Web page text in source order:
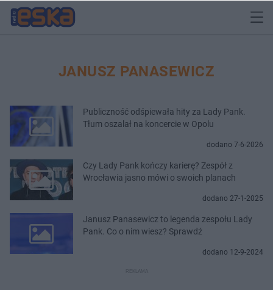
JANUSZ PANASEWICZ
Publiczność odśpiewała hity za Lady Pank.
Tłum oszalał na koncercie w Opolu
dodano 7-6-2026
Czy Lady Pank kończy karierę? Zespół z
Wrocławia jasno mówi o swoich planach
dodano 27-1-2025
Janusz Panasewicz to legenda zespołu Lady
Pank. Co o nim wiesz? Sprawdź
dodano 12-9-2024